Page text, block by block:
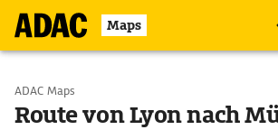
Maps
Start wählen
ADAC Maps
Route von Lyon nach